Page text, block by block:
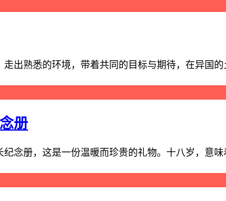
出熟悉的环境，带着共同的目标与期待，在异国
册
念册，这是一份温暖而珍贵的礼物。十八岁，意